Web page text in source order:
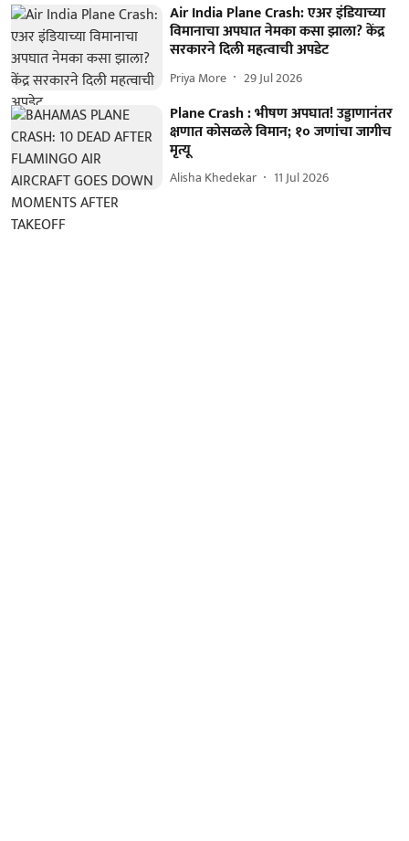
Air India Plane Crash: एअर इंडियाच्या
विमानाचा अपघात नेमका कसा झाला? केंद्र
सरकारने दिली महत्वाची अपडेट
Priya More 29 Jul 2026
Plane Crash : भीषण अपघात! उड्डाणानंतर
क्षणात कोसळले विमान; १० जणांचा जागीच
मृत्यू
Alisha Khedekar 11 Jul 2026